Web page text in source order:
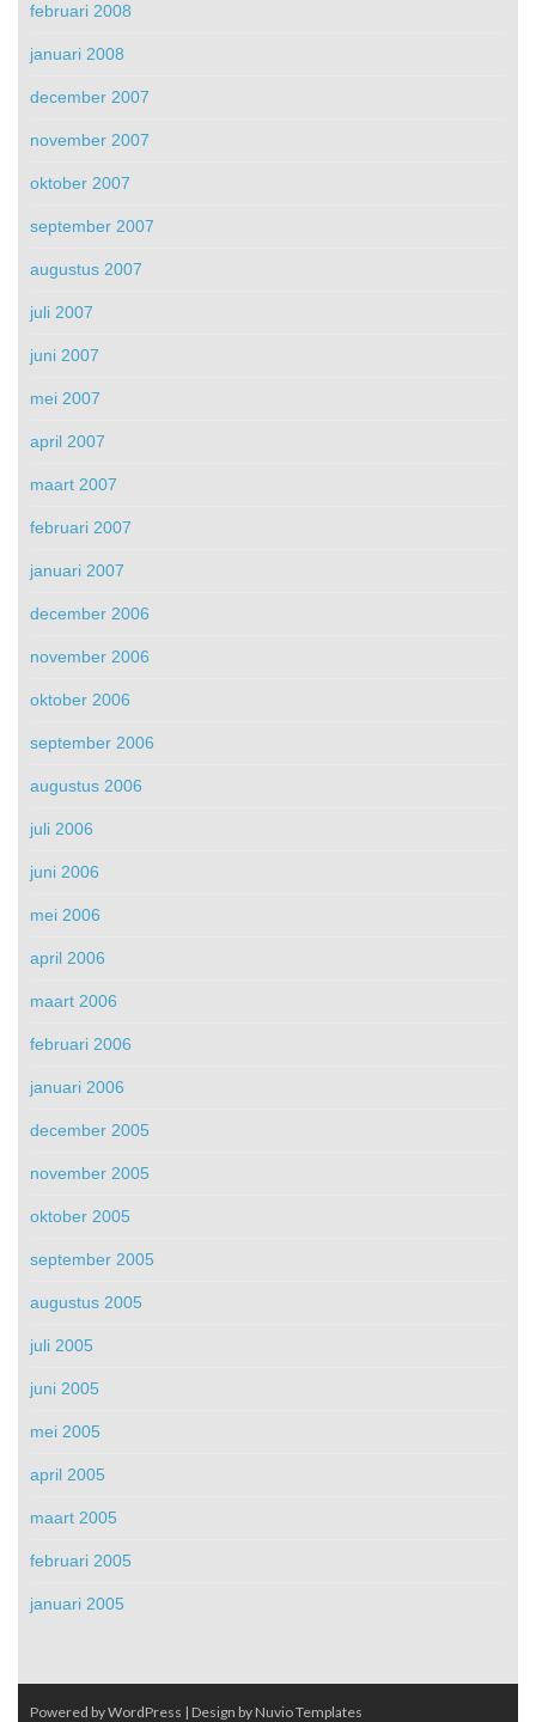
februari 2008
januari 2008
december 2007
november 2007
oktober 2007
september 2007
augustus 2007
juli 2007
juni 2007
mei 2007
april 2007
maart 2007
februari 2007
januari 2007
december 2006
november 2006
oktober 2006
september 2006
augustus 2006
juli 2006
juni 2006
mei 2006
april 2006
maart 2006
februari 2006
januari 2006
december 2005
november 2005
oktober 2005
september 2005
augustus 2005
juli 2005
juni 2005
mei 2005
april 2005
maart 2005
februari 2005
januari 2005
Powered by WordPress | Design by Nuvio Templates